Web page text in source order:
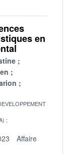
en
Affaire